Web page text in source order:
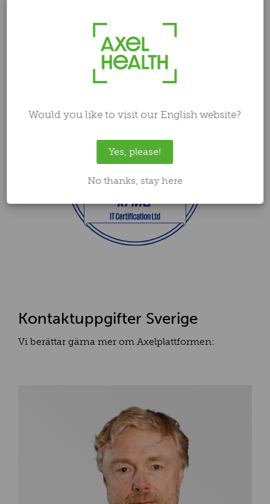
Kontaktuppgifter Sverige
Vi berättar gärna mer om Axelplattformen:
Would you like to visit our English website?
Yes, please!
No thanks, stay here